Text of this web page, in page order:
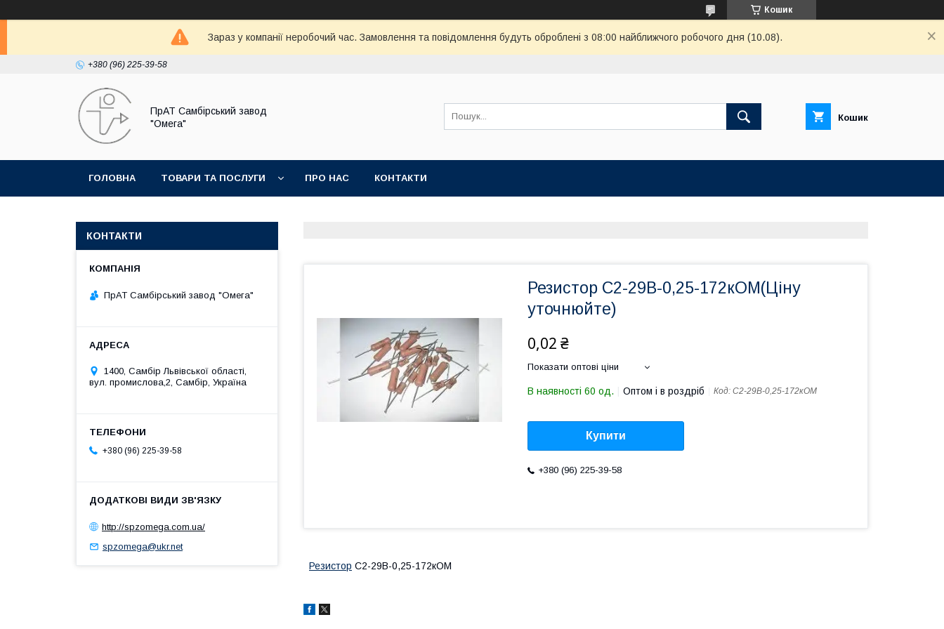
Кошик
Зараз у компанії неробочий час. Замовлення та повідомлення будуть оброблені з 08:00 найближчого робочого дня (10.08).
+380 (96) 225-39-58
ПрАТ Самбірський завод
"Омега"
Кошик
ГОЛОВНА ТОВАРИ ТА ПОСЛУГИ ПРО НАС КОНТАКТИ
Резистор С2-29В-0,25-172кОМ(Ціну
уточнюйте)
0,02 ₴
Показати оптові ціни
В наявності 60 од. Оптом і в роздріб Код: С2-29В-0,25-172кОМ
Купити
+380 (96) 225-39-58
Резистор С2-29В-0,25-172кОМ
КОНТАКТИ
ПрАТ Самбірський завод "Омега"
1400, Самбір Львівської області,
вул. промислова,2, Самбір, Україна
+380 (96) 225-39-58
http://spzomega.com.ua/
spzomega@ukr.net